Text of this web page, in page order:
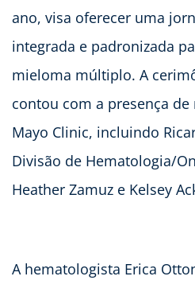
ano, visa oferecer uma
integrada e padronizada
mieloma múltiplo. A
contou com a presença
Mayo Clinic, incluindo
Divisão de Hematologia/
Heather Zamuz e Kelsey
A hematologista Erica